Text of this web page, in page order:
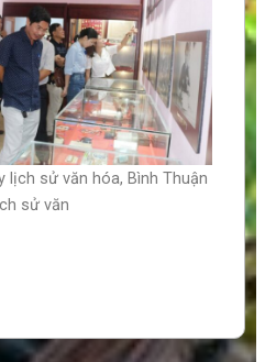
lịch sử văn hóa, Bình Thuận
sử văn